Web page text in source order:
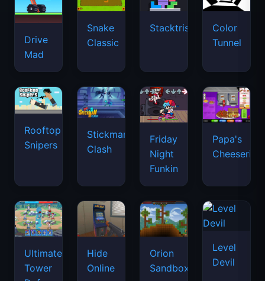
Drive
Mad
Snake
Classic
Stacktris
Color
Tunnel
Rooftop
Snipers
Stickman
Clash
Friday
Night
Funkin
Papa's
Cheeseria
Ultimate
Tower
Hide
Online
Orion
Sandbox
Level
Devil